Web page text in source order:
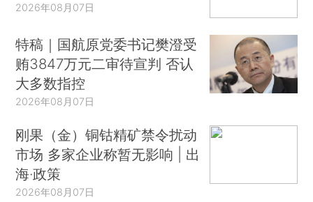
2026年08月07日
特稿｜国航原党委书记樊澄受
贿3847万元二审待宣判 否认
大多数指控
2026年08月07日
刚果（金）铜钴精矿禁令扰动
市场 多家企业称暂无影响 | 出
海·政策
2026年08月07日